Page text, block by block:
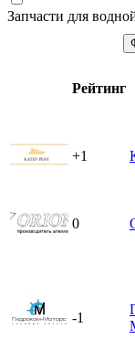
Запчасти для
Рейтинг
+1
0
-1